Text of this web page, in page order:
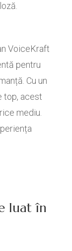
VoiceKraft
pentru
Cu un
top, acest
mediu.
luat în